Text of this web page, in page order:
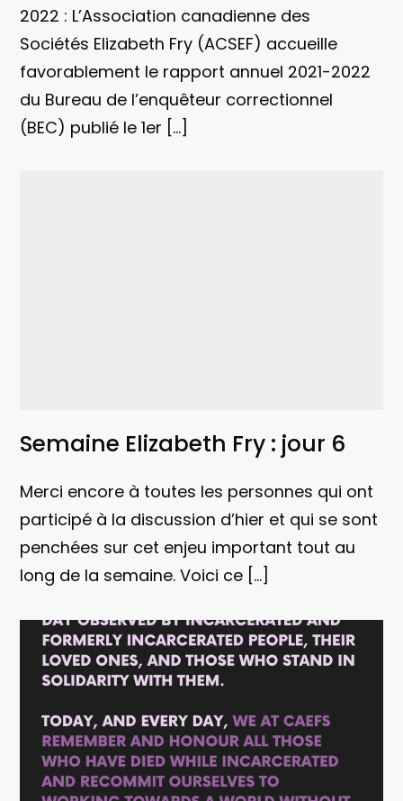
2022 : L’Association canadienne des
Sociétés Elizabeth Fry (ACSEF) accueille
favorablement le rapport annuel 2021-2022
du Bureau de l’enquêteur correctionnel
(BEC) publié le 1er […]
Semaine Elizabeth Fry : jour 6
Merci encore à toutes les personnes qui ont
participé à la discussion d’hier et qui se sont
penchées sur cet enjeu important tout au
long de la semaine. Voici ce […]